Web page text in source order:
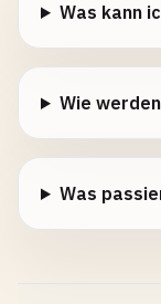
Was kann
Wie
Was